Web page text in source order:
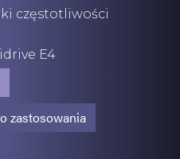
częstotliwości
E4
zastosowania
Przemienniki
Nowości